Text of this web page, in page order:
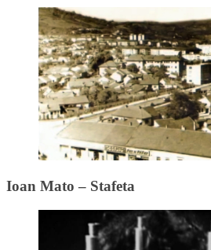
Ioan Mato – Stafeta